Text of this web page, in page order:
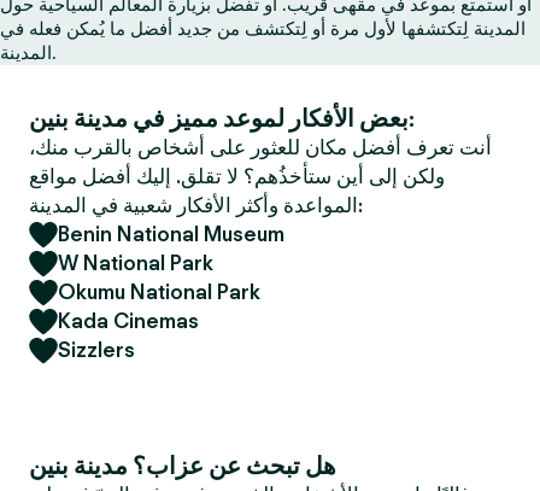
ـ
T
d
e
r
المدينة لِتكتشفها لأول مرة أو لِتكتشف من جديد أفضل ما يُمكن فعله في
المدينة.
بعض الأفكار لموعد مميز في مدينة بنين:
أنت تعرف أفضل مكان للعثور على أشخاص بالقرب منك،
ولكن إلى أين ستأخذُهم؟ لا تقلق. إليك أفضل مواقع
المواعدة وأكثر الأفكار شعبية في المدينة:
Benin National Museum
W National Park
Okumu National Park
Kada Cinemas
Sizzlers
هل تبحث عن عزاب؟ مدينة بنين